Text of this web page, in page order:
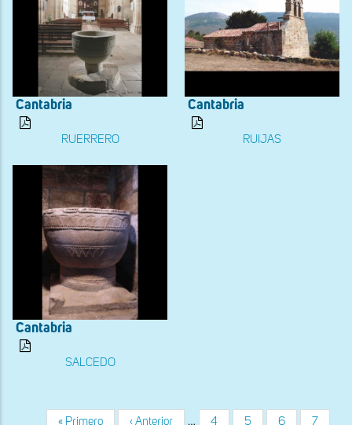
Cantabria
RUERRERO
Cantabria
RUIJAS
Cantabria
SALCEDO
Primera
« Primero
Página
‹ Anterior … Página
4 Página
5 Página
6 Página
7